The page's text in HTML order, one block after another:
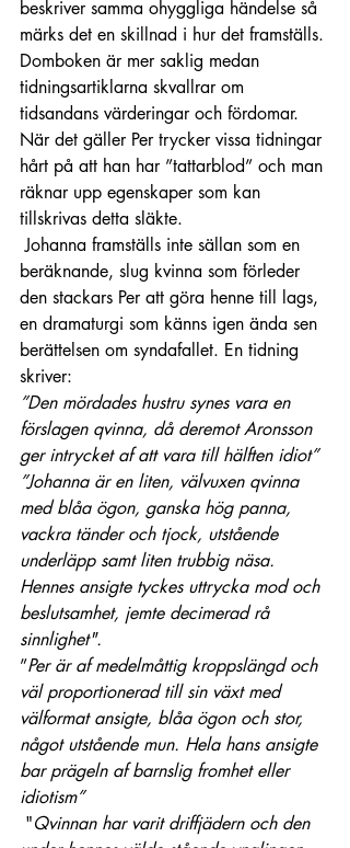
beskriver samma ohyggliga händelse så
märks det en skillnad i hur det framställs.
Domboken är mer saklig medan
tidningsartiklarna skvallrar om
tidsandans värderingar och fördomar.
När det gäller Per trycker vissa tidningar
hårt på att han har ”tattarblod” och man
räknar upp egenskaper som kan
tillskrivas detta släkte.
Johanna framställs inte sällan som en
beräknande, slug kvinna som förleder
den stackars Per att göra henne till lags,
en dramaturgi som känns igen ända sen
berättelsen om syndafallet. En tidning
skriver:
”Den mördades hustru synes vara en
förslagen qvinna, då deremot Aronsson
ger intrycket af att vara till hälften idiot”
”Johanna är en liten, välvuxen qvinna
med blåa ögon, ganska hög panna,
vackra tänder och tjock, utstående
underläpp samt liten trubbig näsa.
Hennes ansigte tyckes uttrycka mod och
beslutsamhet, jemte decimerad rå
sinnlighet".
”Per är af medelmåttig kroppslängd och
väl proportionerad till sin växt med
välformat ansigte, blåa ögon och stor,
något utstående mun. Hela hans ansigte
bar prägeln af barnslig fromhet eller
idiotism”
"Qvinnan har varit driffjädern och den